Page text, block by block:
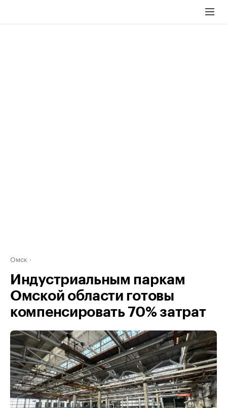
Омск
Индустриальным паркам
Омской области готовы
компенсировать 70% затрат